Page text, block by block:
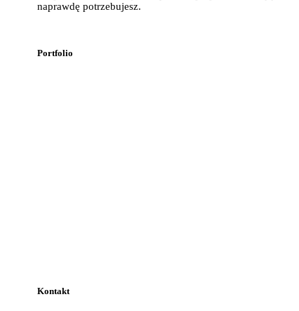
naprawdę potrzebujesz.
Portfolio
Kontakt